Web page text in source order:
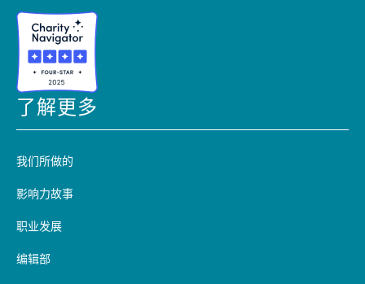
了解更多
我们所做的
影响力故事
职业发展
编辑部